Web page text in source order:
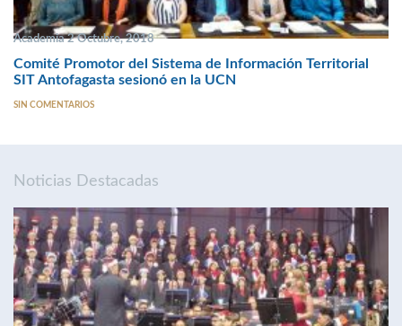
Academia 2 Octubre, 2018
Comité Promotor del Sistema de Información Territorial
SIT Antofagasta sesionó en la UCN
SIN COMENTARIOS
Noticias Destacadas